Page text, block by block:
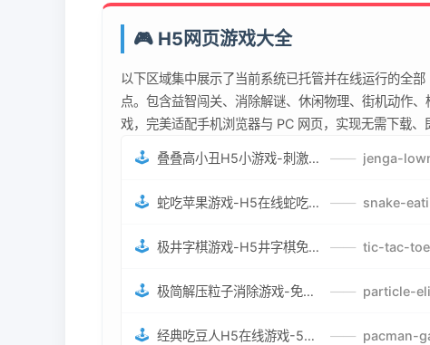
🎮 H5网页游戏大全
以下区域集中展示了当前系统已托管并在线运行的全
点。包含益智闯关、消除解谜、休闲物理、街机动作
戏，完美适配手机浏览器与 PC 网页，实现无需下载、
🕹️ 叠叠高小丑H5小游戏-刺激游戏叠叠高小丑竞技赛-网页在线叠叠高小丑闯关游戏 ——
🕹️ 蛇吃苹果游戏-H5在线蛇吃苹果网页游戏-有趣休闲游戏 ——
🕹️ 极井字棋游戏-H5井字棋免费游戏-在线闯关变身超人打怪兽井字棋游戏 ——
🕹️ 极简解压粒子消除游戏-免费H5粒子消除在线游戏 ——
🕹️ 经典吃豆人H5在线游戏-5关挑战BOSS机枪决战版吃豆人怪兽游戏 ——